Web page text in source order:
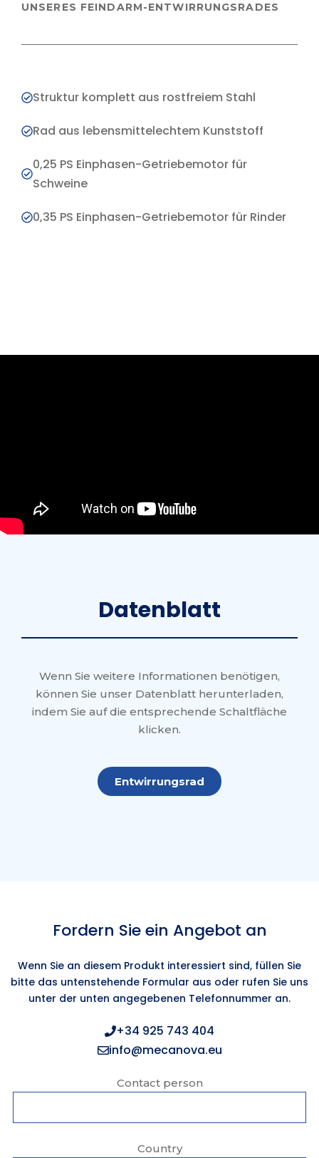
UNSERES FEINDARM-ENTWIRRUNGSRADES
Struktur komplett aus rostfreiem Stahl
Rad aus lebensmittelechtem Kunststoff
0,25 PS Einphasen-Getriebemotor für
Schweine
0,35 PS Einphasen-Getriebemotor für Rinder
Datenblatt
Wenn Sie weitere Informationen benötigen,
können Sie unser Datenblatt herunterladen,
indem Sie auf die entsprechende Schaltfläche
klicken.
Entwirrungsrad
Fordern Sie ein Angebot an
Wenn Sie an diesem Produkt interessiert sind, füllen Sie
bitte das untenstehende Formular aus oder rufen Sie uns
unter der unten angegebenen Telefonnummer an.
+34 925 743 404
info@mecanova.eu
Contact person
Country